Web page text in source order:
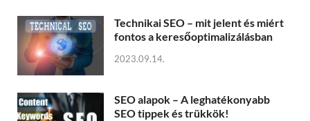
Technikai SEO – mit jelent és miért
fontos a keresőoptimalizálásban
2023.09.14.
SEO alapok – A leghatékonyabb
SEO tippek és trükkök!